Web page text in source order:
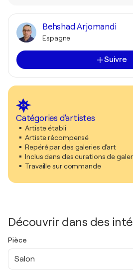
Behshad Arjomandi
Espagne
Suivre
Catégories d'artistes
Artiste établi
Artiste récompensé
Repéré par des galeries d'art
Inclus dans des curations de
Travaille sur commande
Découvrir dans des
Pièce
Salon